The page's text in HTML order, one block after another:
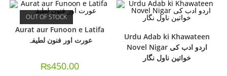
OUT OF STOCK
Aurat aur Funoon e Latifa
عورت اور فنون لطیفہ
₨450.00
Urdu Adab ki Khawateen
Novel Nigar اردو ادب کی
خواتین ناول نگار